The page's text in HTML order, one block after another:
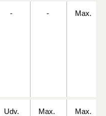
- - Max.
Udv. Max. Max.